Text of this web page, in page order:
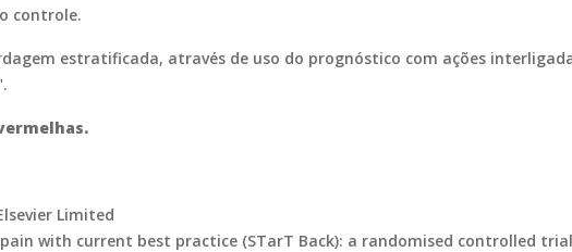
controle.
estratificada, através de uso do prognóstico com ações
Limited
with current best practice (STarT Back): a randomised controlled